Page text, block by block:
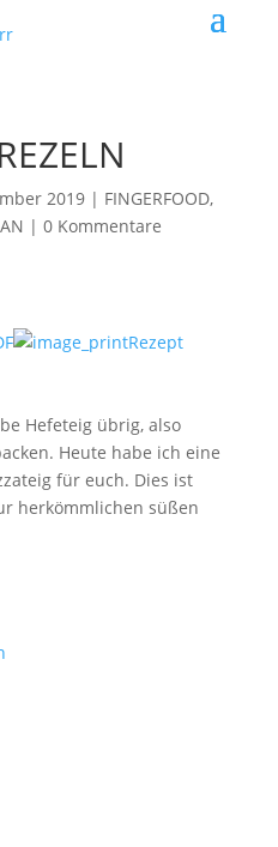
2019| FINGERFOOD,
| 0 Kommentare
Rezept
Hefeteig übrig, also
Heute habe ich eine
für euch. Dies ist
herkömmlichen süßen